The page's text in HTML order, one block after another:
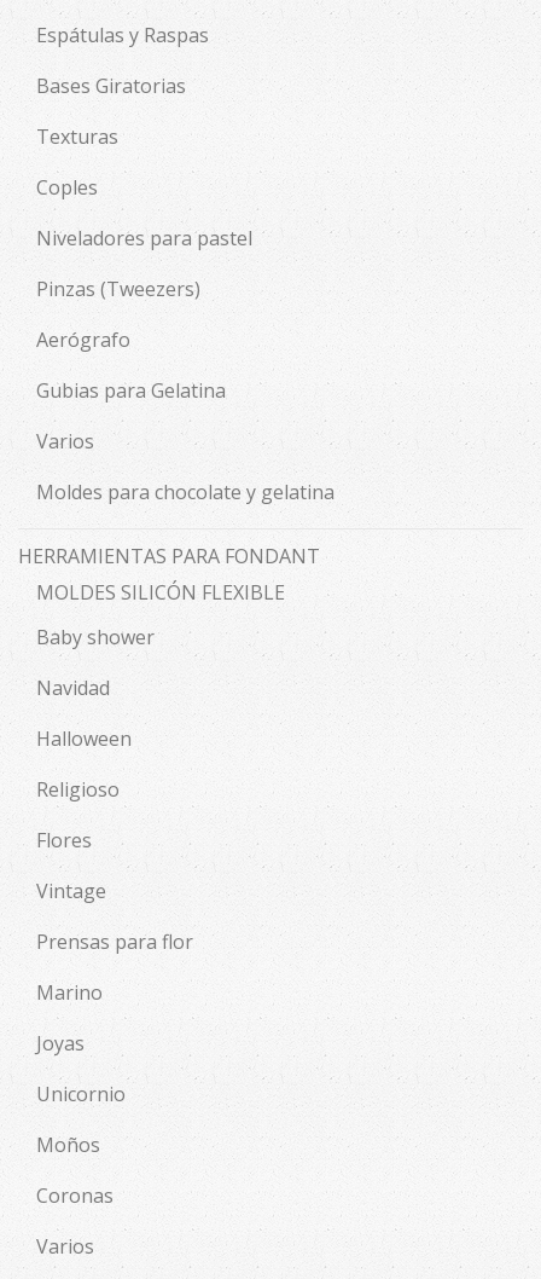
Espátulas y Raspas
Bases Giratorias
Texturas
Coples
Niveladores para pastel
Pinzas (Tweezers)
Aerógrafo
Gubias para Gelatina
Varios
Moldes para chocolate y gelatina
HERRAMIENTAS PARA FONDANT
MOLDES SILICÓN FLEXIBLE
Baby shower
Navidad
Halloween
Religioso
Flores
Vintage
Prensas para flor
Marino
Joyas
Unicornio
Moños
Coronas
Varios